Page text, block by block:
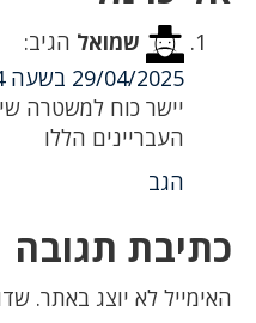
שמואל הגיב:
29/04/2025 בשעה 11:14
יישר כוח למשטרה
העבריינים הללו
הגב
כתיבת תגובה
האימייל לא יוצג באתר.